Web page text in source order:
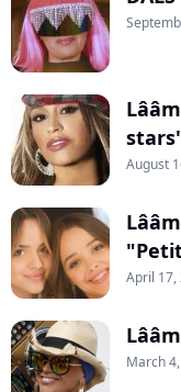
August
April 17,
March